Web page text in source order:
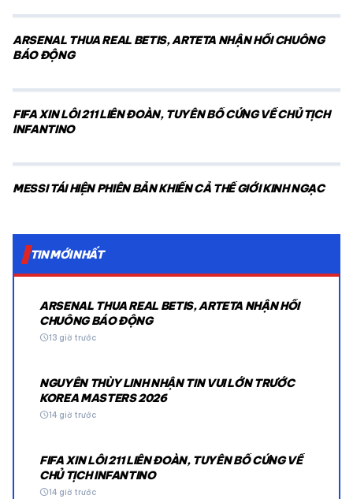
ARSENAL THUA REAL BETIS, ARTETA NHẬN HỒI CHUÔNG
BÁO ĐỘNG
FIFA XIN LỖI 211 LIÊN ĐOÀN, TUYÊN BỐ CỨNG VỀ CHỦ TỊCH
INFANTINO
MESSI TÁI HIỆN PHIÊN BẢN KHIẾN CẢ THẾ GIỚI KINH NGẠC
TIN MỚI NHẤT
ARSENAL THUA REAL BETIS, ARTETA NHẬN HỒI
CHUÔNG BÁO ĐỘNG
schedule13 giờ trước
NGUYỄN THÙY LINH NHẬN TIN VUI LỚN TRƯỚC
KOREA MASTERS 2026
schedule14 giờ trước
FIFA XIN LỖI 211 LIÊN ĐOÀN, TUYÊN BỐ CỨNG VỀ
CHỦ TỊCH INFANTINO
schedule14 giờ trước